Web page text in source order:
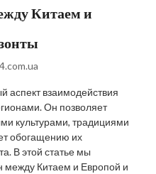
Китаем и
аспект взаимодействия
Он позволяет
культурами, традициями
обогащению их
В этой статье мы
между Китаем и Европой и